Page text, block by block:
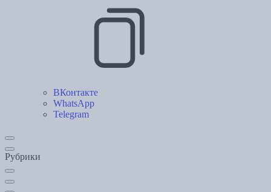
ВКонтакте
WhatsApp
Telegram
Рубрики